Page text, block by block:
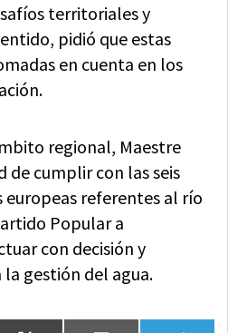
territoriales y
pidió que estas
en cuenta en los
regional, Maestre
de cumplir con las seis
europeas referentes al río
Popular a
con decisión y
gestión del agua.